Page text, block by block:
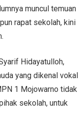
muncul temuan
rapat sekolah, kini
Hidayatulloh,
yang dikenal vokal
1 Mojowarno tidak
sekolah, untuk